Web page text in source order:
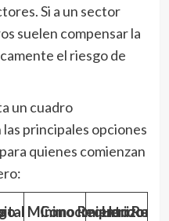
Si a un sector
suelen compensar la
el riesgo de
un cuadro
principales opciones
quienes comienzan
Mínimo Requerido
ConocimientoHorizonte